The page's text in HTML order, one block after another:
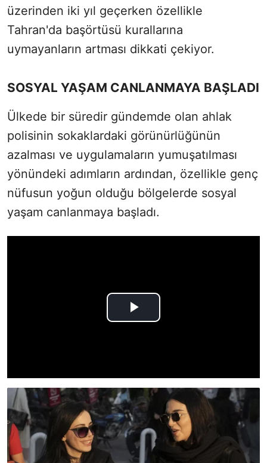
üzerinden iki yıl geçerken özellikle
Tahran'da başörtüsü kurallarına
uymayanların artması dikkati çekiyor.
SOSYAL YAŞAM CANLANMAYA BAŞLADI
Ülkede bir süredir gündemde olan ahlak
polisinin sokaklardaki görünürlüğünün
azalması ve uygulamaların yumuşatılması
yönündeki adımların ardından, özellikle genç
nüfusun yoğun olduğu bölgelerde sosyal
yaşam canlanmaya başladı.